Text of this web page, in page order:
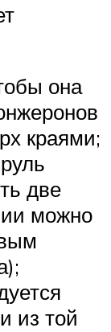
она
краями;
две
можно
из той